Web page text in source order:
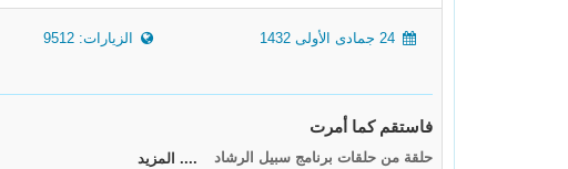
الزيارات: 9512
فاستقم كما أمرت
حلقة من حلقات برنامج سبيل الرشاد .... المزيد